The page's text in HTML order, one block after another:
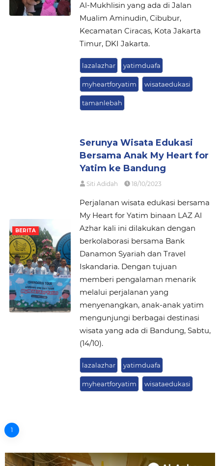
Al-Mukhlisin yang ada di Jalan
Mualim Aminudin, Cibubur,
Kecamatan Ciracas, Kota Jakarta
Timur, DKI Jakarta.
lazalazhar yatimduafa
myheartforyatim wisataedukasi
tamanlebah
BERITA
Serunya Wisata Edukasi
Bersama Anak My Heart for
Yatim ke Bandung
Siti Adidah 18/10/2023
Perjalanan wisata edukasi bersama
My Heart for Yatim binaan LAZ Al
Azhar kali ini dilakukan dengan
berkolaborasi bersama Bank
Danamon Syariah dan Travel
Iskandaria. Dengan tujuan
memberi pengalaman menarik
melalui perjalanan yang
menyenangkan, anak-anak yatim
mengunjungi berbagai destinasi
wisata yang ada di Bandung, Sabtu,
(14/10).
lazalazhar yatimduafa
myheartforyatim wisataedukasi
1